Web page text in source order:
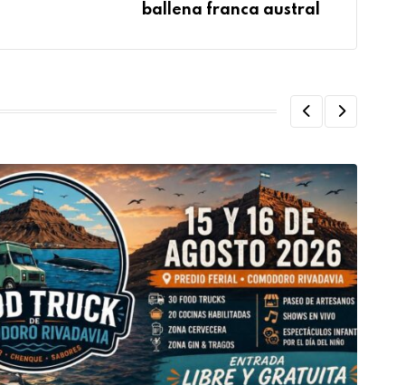
ballena franca austral